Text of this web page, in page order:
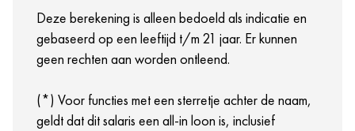
opleidings- en trainingsmogelijkheden die jij nodig
hebt om bij ons te excelleren.
Crewmeetings, events en meer!
Deze berekening is alleen bedoeld als indicatie en
gebaseerd op een leeftijd t/m 21 jaar. Er kunnen
geen rechten aan worden ontleend.
(*) Voor functies met een sterretje achter de naam,
geldt dat dit salaris een all-in loon is, inclusief